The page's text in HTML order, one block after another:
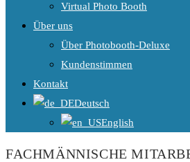
Virtual Photo Booth
Über uns
Über Photobooth-Deluxe
Kundenstimmen
Kontakt
Deutsch
English
FACHMÄNNISCHE